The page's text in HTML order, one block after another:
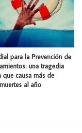
para la Prevención de
una tragedia
que causa más de
al año